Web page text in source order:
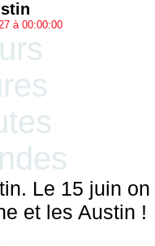
à 00:00:00
Le 15 juin on
et les Austin !